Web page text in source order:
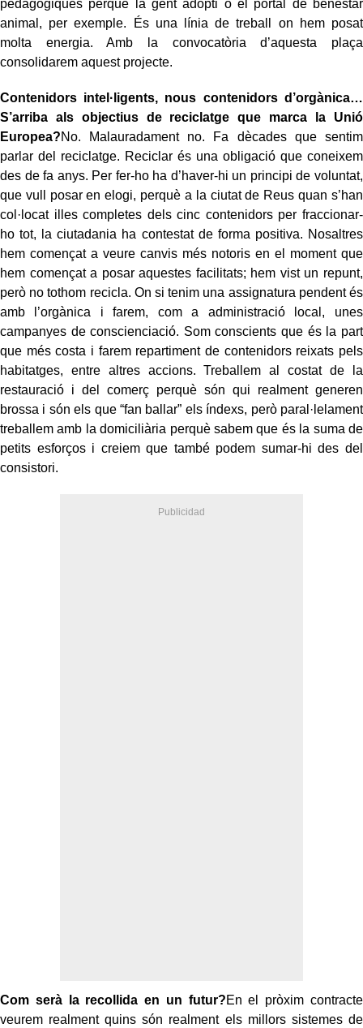
pedagògiques perquè la gent adopti o el portal de benestar
animal, per exemple. És una línia de treball on hem posat
molta energia. Amb la convocatòria d’aquesta plaça
consolidarem aquest projecte.
Contenidors intel·ligents, nous contenidors d’orgànica…
S’arriba als objectius de reciclatge que marca la Unió
Europea?No. Malauradament no. Fa dècades que sentim
parlar del reciclatge. Reciclar és una obligació que coneixem
des de fa anys. Per fer-ho ha d’haver-hi un principi de voluntat,
que vull posar en elogi, perquè a la ciutat de Reus quan s’han
col·locat illes completes dels cinc contenidors per fraccionar-
ho tot, la ciutadania ha contestat de forma positiva. Nosaltres
hem començat a veure canvis més notoris en el moment que
hem començat a posar aquestes facilitats; hem vist un repunt,
però no tothom recicla. On si tenim una assignatura pendent és
amb l’orgànica i farem, com a administració local, unes
campanyes de conscienciació. Som conscients que és la part
que més costa i farem repartiment de contenidors reixats pels
habitatges, entre altres accions. Treballem al costat de la
restauració i del comerç perquè són qui realment generen
brossa i són els que “fan ballar” els índexs, però paral·lelament
treballem amb la domiciliària perquè sabem que és la suma de
petits esforços i creiem que també podem sumar-hi des del
consistori.
Com serà la recollida en un futur?En el pròxim contracte
veurem realment quins són realment els millors sistemes de